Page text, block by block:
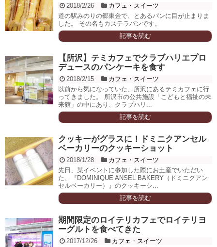
2018/2/26
カフェ・スイーツ
道の駅みのりの郷東金で、とあるパンに目が止まりま
した。 その名もカステラパンです。
記事を読む
【所沢】テミカフェでクラブハリエプロ
デュースのパンケーキを食す
2018/2/15
カフェ・スイーツ
以前から気になっていた、所沢にあるテミカフェに行
ってきました。 所沢市の公共施設「こどもと福祉の未
来館」の中にあり、クラブハリ...
記事を読む
クッキーがグラスに！ドミニクアンセル
ベーカリーのクッキーショット
2018/1/28
カフェ・スイーツ
先日、某イベントに参加した際にお土産でいただい
た、『DOMINIQUE ANSEL BAKERY（ドミニクアン
セルベーカリー）』のクッキーシ...
記事を読む
期間限定のロイテリカフェでロイテリヨ
ーグルトを食べてきた
2017/12/26
カフェ・スイーツ